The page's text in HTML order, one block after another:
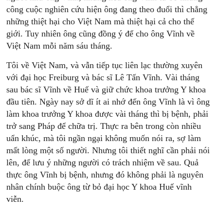
công cuộc nghiên cứu hiện ông đang theo đuổi thì chẳng
những thiệt hại cho Việt Nam mà thiệt hại cả cho thế
giới. Tuy nhiên ông cũng đồng ý để cho ông Vĩnh về
Việt Nam mỗi năm sáu tháng.
Tôi về Việt Nam, và vẫn tiếp tục liên lạc thường xuyên
với đại học Freiburg và bác sĩ Lê Tấn Vĩnh. Vài tháng
sau bác sĩ Vĩnh về Huế và giữ chức khoa trưởng Y khoa
đầu tiên. Ngày nay sở dĩ ít ai nhớ đến ông Vĩnh là vì ông
làm khoa trưởng Y khoa được vài tháng thì bị bệnh, phải
trở sang Pháp để chữa trị. Thực ra bên trong còn nhiều
uẩn khúc, mà tôi ngần ngại không muốn nói ra, sợ làm
mất lòng một số người. Nhưng tôi thiết nghĩ cần phải nói
lên, để lưu ý những người có trách nhiệm về sau. Quả
thực ông Vĩnh bị bệnh, nhưng đó không phải là nguyên
nhân chính buộc ông từ bỏ đại học Y khoa Huế vĩnh
viễn.